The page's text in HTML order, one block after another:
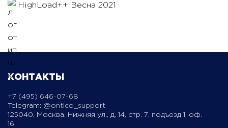
HighLoad++ Весна 2021
КОНТАКТЫ
+7 (495) 646-07-68
Telegram: @ontico_support
125040, Москва, Нижняя ул., д. 14, стр. 7, подъезд 1, оф.
16